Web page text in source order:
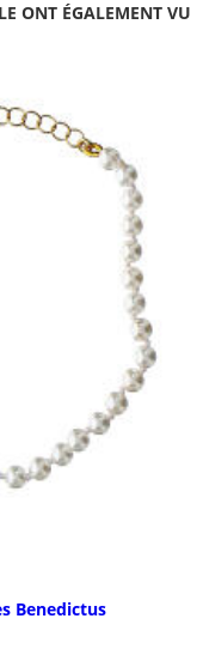
ONT ÉGALEMENT VU
Benedictus